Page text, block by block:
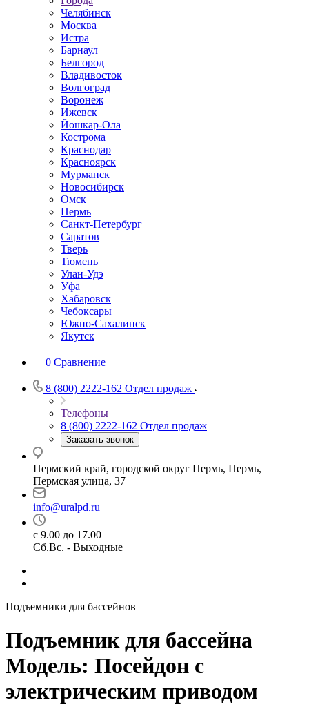
Челябинск
Москва
Истра
Барнаул
Белгород
Владивосток
Волгоград
Воронеж
Ижевск
Йошкар-Ола
Кострома
Краснодар
Красноярск
Мурманск
Новосибирск
Омск
Пермь
Санкт-Петербург
Саратов
Тверь
Тюмень
Улан-Удэ
Уфа
Хабаровск
Чебоксары
Южно-Сахалинск
Якутск
0 Сравнение
8 (800) 2222-162 Отдел продаж
Телефоны
8 (800) 2222-162 Отдел продаж
Заказать звонок
Пермский край, городской округ Пермь, Пермь,
Пермская улица, 37
info@uralpd.ru
с 9.00 до 17.00
Сб.Вс. - Выходные
Подъемники для бассейнов
Подъемник для бассейна
Модель: Посейдон с
электрическим приводом